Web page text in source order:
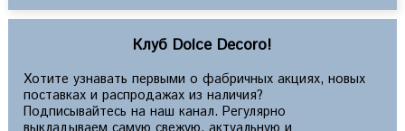
Клуб Dolce Decoro!
Хотите узнавать первыми о фабричных акциях, новых
поставках и распродажах из наличия?
Подписывайтесь на наш канал. Регулярно